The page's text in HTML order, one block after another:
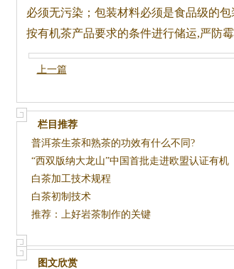
必须无污染；包装材料必须是食品级的包
按有机茶产品要求的条件进行储运,严防
上一篇
栏目推荐
普洱茶生茶和熟茶的功效有什么不同?
“西双版纳大龙山”中国首批走进欧盟认证有机
茶
白茶加工技术规程
白茶初制技术
推荐：上好岩茶制作的关键
图文欣赏